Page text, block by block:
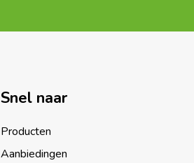
Snel naar
Producten
Aanbiedingen